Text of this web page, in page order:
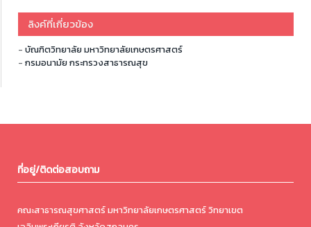
ลิงค์ที่เกี่ยวข้อง
- บัณฑิตวิทยาลัย มหาวิทยาลัยเกษตรศาสตร์
- กรมอนามัย กระทรวงสาธารณสุข
ที่อยู่/ติดต่อสอบถาม
คณะสาธารณสุขศาสตร์ มหาวิทยาลัยเกษตรศาสตร์ วิทยาเขต